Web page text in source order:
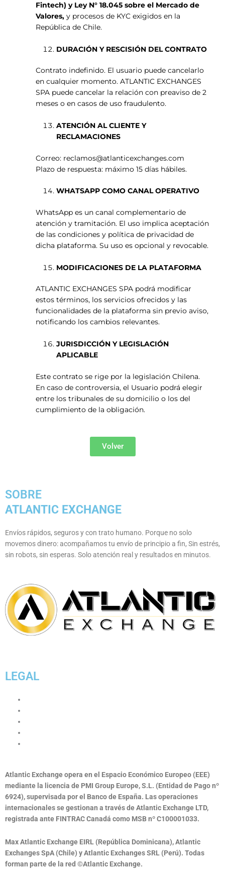
Fintech) y Ley N° 18.045 sobre el Mercado de
Valores,y procesos de KYC exigidos en la
República de Chile.
DURACIÓN Y RESCISIÓN DEL CONTRATO
Contrato indefinido. El usuario puede cancelarlo
en cualquier momento. ATLANTIC EXCHANGES
SPA puede cancelar la relación con preaviso de 2
meses o en casos de uso fraudulento.
ATENCIÓN AL CLIENTE Y
RECLAMACIONES
Correo: reclamos@atlanticexchanges.com
Plazo de respuesta: máximo 15 días hábiles.
WHATSAPP COMO CANAL OPERATIVO
WhatsApp es un canal complementario de
atención y tramitación. El uso implica aceptación
de las condiciones y política de privacidad de
dicha plataforma. Su uso es opcional y revocable.
MODIFICACIONES DE LA PLATAFORMA
ATLANTIC EXCHANGES SPA podrá modificar
estos términos, los servicios ofrecidos y las
funcionalidades de la plataforma sin previo aviso,
notificando los cambios relevantes.
JURISDICCIÓN Y LEGISLACIÓN
APLICABLE
Este contrato se rige por la legislación Chilena.
En caso de controversia, el Usuario podrá elegir
entre los tribunales de su domicilio o los del
cumplimiento de la obligación.
Volver
SOBRE
ATLANTIC EXCHANGE
Envíos rápidos, seguros y con trato humano. Porque no solo
movemos dinero: acompañamos tu envío de principio a fin, Sin estrés,
sin robots, sin esperas. Solo atención real y resultados en minutos.
LEGAL
Atlantic Exchange opera en el Espacio Económico Europeo (EEE)
mediante la licencia de PMI Group Europe, S.L. (Entidad de Pago nº
6924), supervisada por el Banco de España. Las operaciones
internacionales se gestionan a través de Atlantic Exchange LTD,
registrada ante FINTRAC Canadá como MSB nº C100001033.
Max Atlantic Exchange EIRL (República Dominicana), Atlantic
Exchanges SpA (Chile) y Atlantic Exchanges SRL (Perú). Todas
forman parte de la red ©Atlantic Exchange.